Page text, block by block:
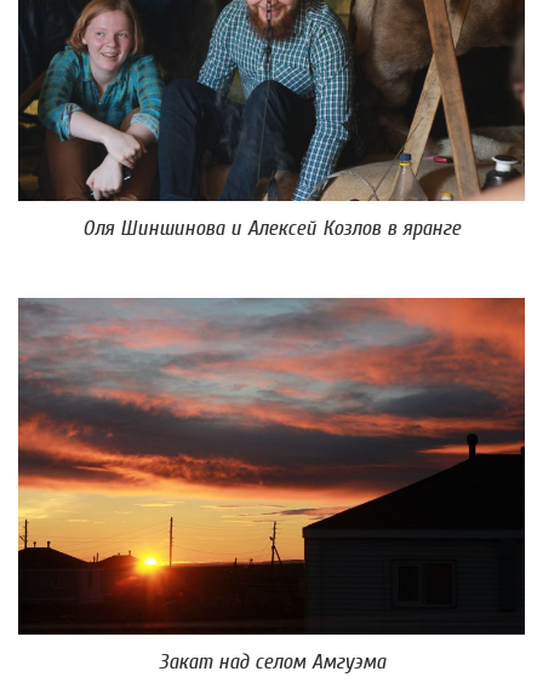
Оля Шиншинова и Алексей Козлов в яранге
Закат над селом Амгуэма